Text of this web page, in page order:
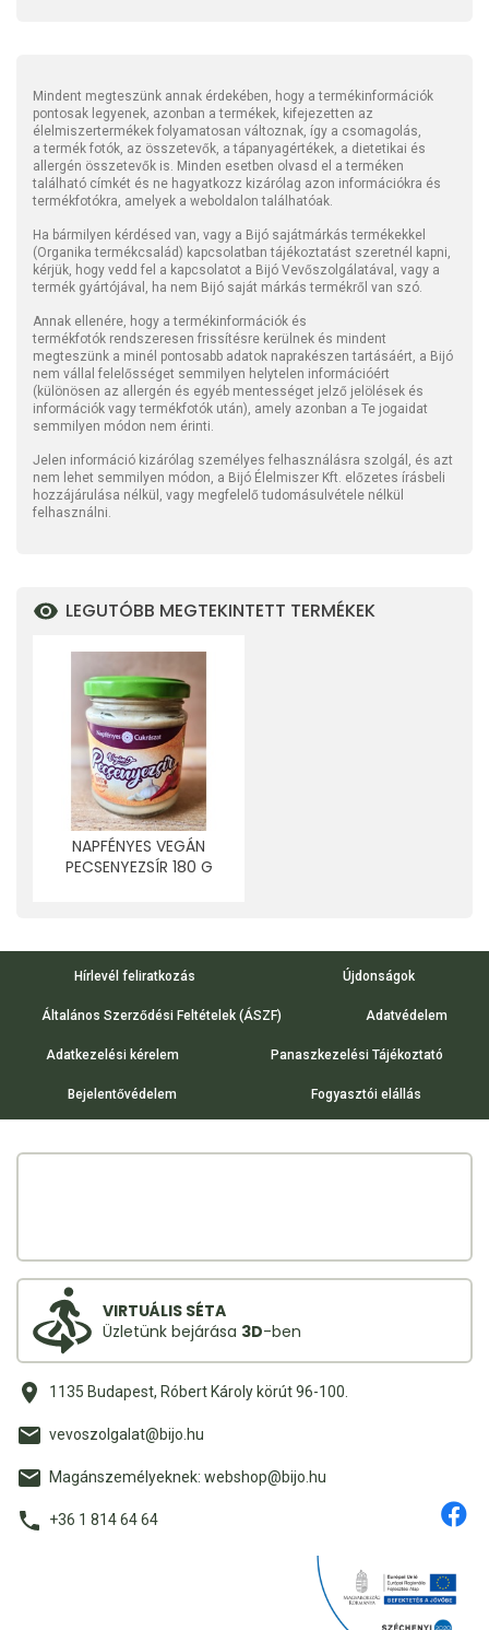
Mindent megteszünk annak érdekében, hogy a termékinformációk
pontosak legyenek, azonban a termékek, kifejezetten az
élelmiszertermékek folyamatosan változnak, így a csomagolás,
a termék fotók, az összetevők, a tápanyagértékek, a dietetikai és
allergén összetevők is. Minden esetben olvasd el a terméken
található címkét és ne hagyatkozz kizárólag azon információkra és
termékfotókra, amelyek a weboldalon találhatóak.
Ha bármilyen kérdésed van, vagy a Bijó sajátmárkás termékekkel
(Organika termékcsalád) kapcsolatban tájékoztatást szeretnél kapni,
kérjük, hogy vedd fel a kapcsolatot a Bijó Vevőszolgálatával, vagy a
termék gyártójával, ha nem Bijó saját márkás termékről van szó.
Annak ellenére, hogy a termékinformációk és
termékfotók rendszeresen frissítésre kerülnek és mindent
megteszünk a minél pontosabb adatok naprakészen tartásáért, a Bijó
nem vállal felelősséget semmilyen helytelen információért
(különösen az allergén és egyéb mentességet jelző jelölések és
információk vagy termékfotók után), amely azonban a Te jogaidat
semmilyen módon nem érinti.
Jelen információ kizárólag személyes felhasználásra szolgál, és azt
nem lehet semmilyen módon, a Bijó Élelmiszer Kft. előzetes írásbeli
hozzájárulása nélkül, vagy megfelelő tudomásulvétele nélkül
felhasználni.
LEGUTÓBB MEGTEKINTETT TERMÉKEK
NAPFÉNYES VEGÁN
PECSENYEZSÍR 180 G
Hírlevél feliratkozás Újdonságok
Általános Szerződési Feltételek (ÁSZF) Adatvédelem
Adatkezelési kérelem Panaszkezelési Tájékoztató
Bejelentővédelem Fogyasztói elállás
VIRTUÁLIS SÉTA
Üzletünk bejárása 3D-ben
1135 Budapest, Róbert Károly körút 96-100.
vevoszolgalat@bijo.hu
Magánszemélyeknek: webshop@bijo.hu
+36 1 814 64 64